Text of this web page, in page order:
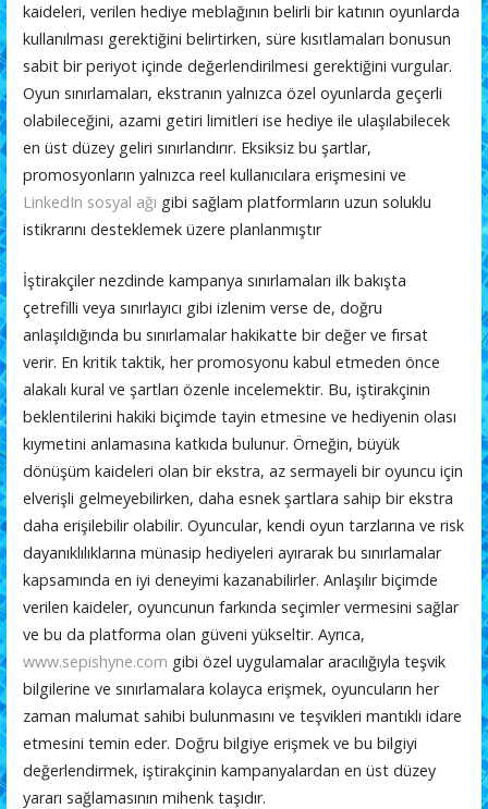
kaideleri, verilen hediye meblağının belirli bir katının oyunlarda
kullanılması gerektiğini belirtirken, süre kısıtlamaları bonusun
sabit bir periyot içinde değerlendirilmesi gerektiğini vurgular.
Oyun sınırlamaları, ekstranın yalnızca özel oyunlarda geçerli
olabileceğini, azami getiri limitleri ise hediye ile ulaşılabilecek
en üst düzey geliri sınırlandırır. Eksiksiz bu şartlar,
promosyonların yalnızca reel kullanıcılara erişmesini ve
LinkedIn sosyal ağı gibi sağlam platformların uzun soluklu
istikrarını desteklemek üzere planlanmıştır
İştirakçiler nezdinde kampanya sınırlamaları ilk bakışta
çetrefilli veya sınırlayıcı gibi izlenim verse de, doğru
anlaşıldığında bu sınırlamalar hakikatte bir değer ve fırsat
verir. En kritik taktik, her promosyonu kabul etmeden önce
alakalı kural ve şartları özenle incelemektir. Bu, iştirakçinin
beklentilerini hakiki biçimde tayin etmesine ve hediyenin olası
kıymetini anlamasına katkıda bulunur. Örneğin, büyük
dönüşüm kaideleri olan bir ekstra, az sermayeli bir oyuncu için
elverişli gelmeyebilirken, daha esnek şartlara sahip bir ekstra
daha erişilebilir olabilir. Oyuncular, kendi oyun tarzlarına ve risk
dayanıklılıklarına münasip hediyeleri ayırarak bu sınırlamalar
kapsamında en iyi deneyimi kazanabilirler. Anlaşılır biçimde
verilen kaideler, oyuncunun farkında seçimler vermesini sağlar
ve bu da platforma olan güveni yükseltir. Ayrıca,
www.sepishyne.com gibi özel uygulamalar aracılığıyla teşvik
bilgilerine ve sınırlamalara kolayca erişmek, oyuncuların her
zaman malumat sahibi bulunmasını ve teşvikleri mantıklı idare
etmesini temin eder. Doğru bilgiye erişmek ve bu bilgiyi
değerlendirmek, iştirakçinin kampanyalardan en üst düzey
yararı sağlamasının mihenk taşıdır.